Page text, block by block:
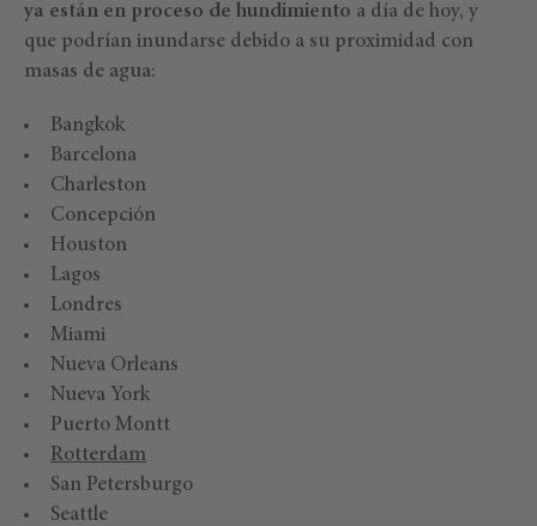
ya están en proceso de hundimiento a día de hoy, y
que podrían inundarse debido a su proximidad con
masas de agua:
Bangkok
Barcelona
Charleston
Concepción
Houston
Lagos
Londres
Miami
Nueva Orleans
Nueva York
Puerto Montt
Rotterdam
San Petersburgo
Seattle